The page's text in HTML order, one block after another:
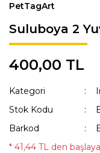
PetTagArt
Suluboya 2
400,00 TL
Kategori
Stok Kodu
Barkod
* 41,44 TL den